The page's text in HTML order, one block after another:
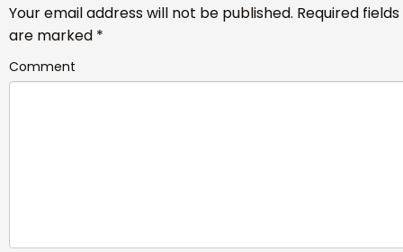
Your email address will not be published. Required fields
are marked *
Comment